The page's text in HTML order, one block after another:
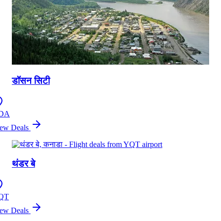
डॉसन सिटी
Deals
थंडर बे
Deals